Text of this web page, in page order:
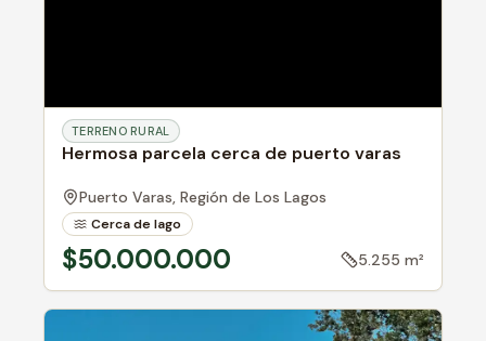
TERRENO RURAL
Hermosa parcela cerca de puerto varas
Puerto Varas, Región de Los Lagos
Cerca de lago
$50.000.000 5.255 m²